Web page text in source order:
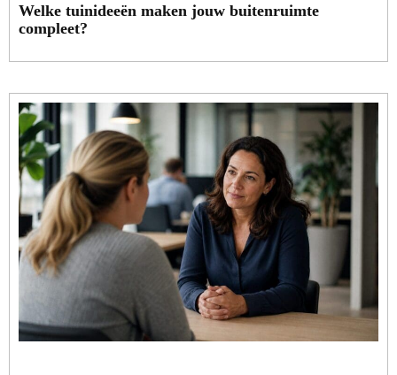
Welke tuinideeën maken jouw buitenruimte
compleet?